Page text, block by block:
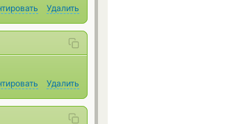
Удалить
Удалить